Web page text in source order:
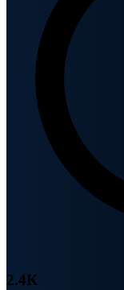
2.4K